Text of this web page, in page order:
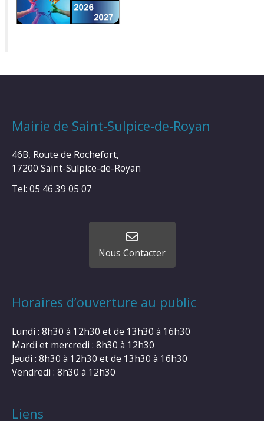
Mairie de Saint-Sulpice-de-Royan
46B, Route de Rochefort,
17200 Saint-Sulpice-de-Royan
Tel: 05 46 39 05 07
Nous Contacter
Horaires d’ouverture au public
Lundi : 8h30 à 12h30 et de 13h30 à 16h30
Mardi et mercredi : 8h30 à 12h30
Jeudi : 8h30 à 12h30 et de 13h30 à 16h30
Vendredi : 8h30 à 12h30
Liens